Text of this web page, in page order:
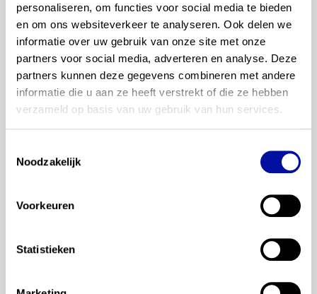
personaliseren, om functies voor social media te bieden
en om ons websiteverkeer te analyseren. Ook delen we
informatie over uw gebruik van onze site met onze
partners voor social media, adverteren en analyse. Deze
partners kunnen deze gegevens combineren met andere
informatie die u aan ze heeft verstrekt of die ze hebben
verzameld op basis van uw gebruik van hun services.
Noodzakelijk
Voorkeuren
Statistieken
uitgeverij
1–1 van 1 artikelen
Redactie
Uitnodiging: educatieve
uitgeversdag. Wil je weten wat de actualisatie van
het curriculum en basisvaardigheden betekent voor
Lees verder...
uitgeverij